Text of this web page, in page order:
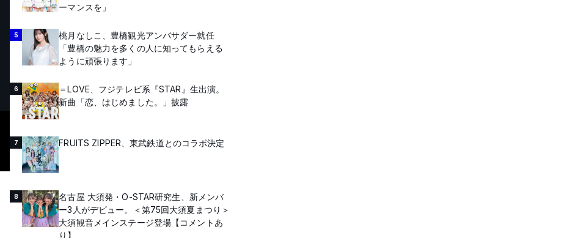
ーマンスを」
5
桃月なしこ、豊橋観光アンバサダー就任
「豊橋の魅力を多くの人に知ってもらえる
ように頑張ります」
6
＝LOVE、フジテレビ系『STAR』生出演。
新曲「恋、はじめました。」披露
7 FRUITS ZIPPER、東武鉄道とのコラボ決定
8
名古屋 大須発・O-STAR研究生、新メンバ
ー3人がデビュー。＜第75回大須夏まつり＞
大須観音メインステージ登場【コメントあ
り】